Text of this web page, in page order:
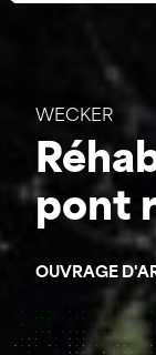
WECKER
pont
OUVRAGE